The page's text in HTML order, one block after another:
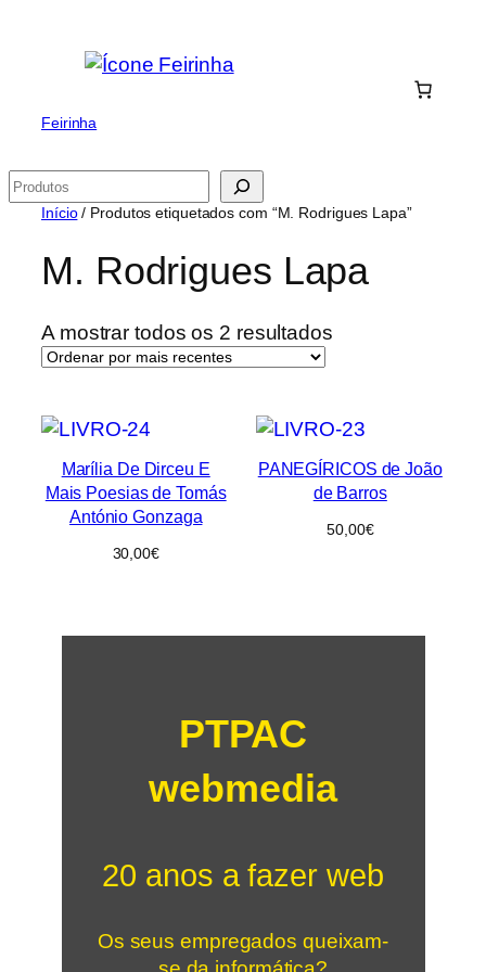
Feirinha
Pesquisar
Início/ Produtos etiquetados com “M. Rodrigues Lapa”
M. Rodrigues Lapa
A mostrar todos os 2 resultadosOrdenado
Marília De Dirceu E
Mais Poesias de Tomás
António Gonzaga
30,00€
PANEGÍRICOS de João
de Barros
50,00€
PTPAC
webmedia
20 anos a fazer web
Os seus empregados queixam-